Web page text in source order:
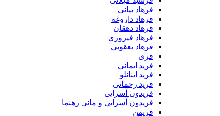
فرهاد بیانی
فرهاد داروغه
فرهاد دهقان
فرهاد فیروزی
فرهاد یعقوبی
فرید ایمانی
فرید اینانلو
فرید رحمانی
فریدون آسرایی
فریدون آسرایی و مانی رهنما